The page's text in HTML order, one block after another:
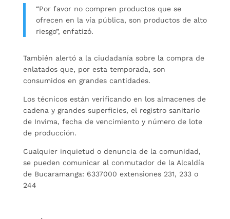
“Por favor no compren productos que se
ofrecen en la vía pública, son productos de alto
riesgo”, enfatizó.
También alertó a la ciudadanía sobre la compra de
enlatados que, por esta temporada, son
consumidos en grandes cantidades.
Los técnicos están verificando en los almacenes de
cadena y grandes superficies, el registro sanitario
de Invima, fecha de vencimiento y número de lote
de producción.
Cualquier inquietud o denuncia de la comunidad,
se pueden comunicar al conmutador de la Alcaldía
de Bucaramanga: 6337000 extensiones 231, 233 o
244